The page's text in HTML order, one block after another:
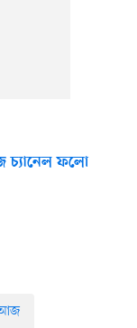
চ্যানেল ফলো
আজ